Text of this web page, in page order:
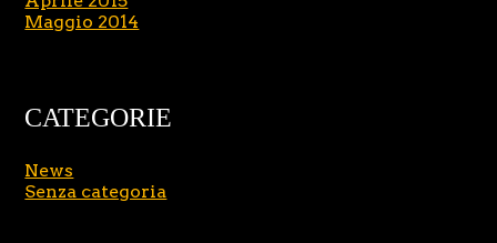
Maggio 2014
CATEGORIE
News
Senza categoria